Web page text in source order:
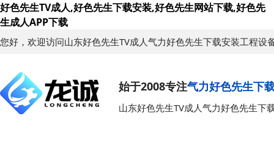
好色先生TV成人,好色先生下载安装,好色先生网站下载,好色先
生成人APP下载
您好，欢迎访问山东好色先生TV成人气力好色先生下载安装工程设
始于2008专注气力好色先生下
山东好色先生TV成人气力好色先生下